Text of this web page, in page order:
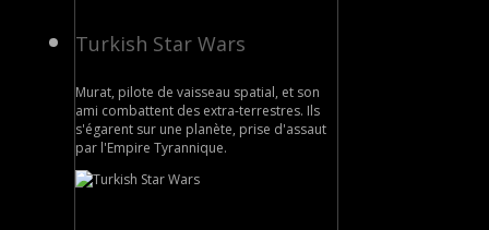
Turkish Star Wars
Murat, pilote de vaisseau spatial, et son
ami combattent des extra-terrestres. Ils
s'égarent sur une planète, prise d'assaut
par l'Empire Tyrannique.